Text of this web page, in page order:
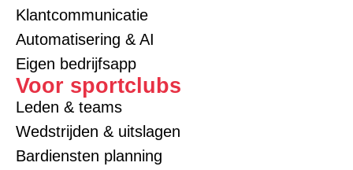
Klantcommunicatie
Automatisering & AI
Eigen bedrijfsapp
Voor sportclubs
Leden & teams
Wedstrijden & uitslagen
Bardiensten planning